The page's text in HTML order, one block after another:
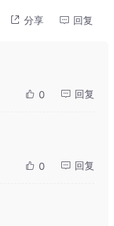
分享 回复
0 回复
0 回复